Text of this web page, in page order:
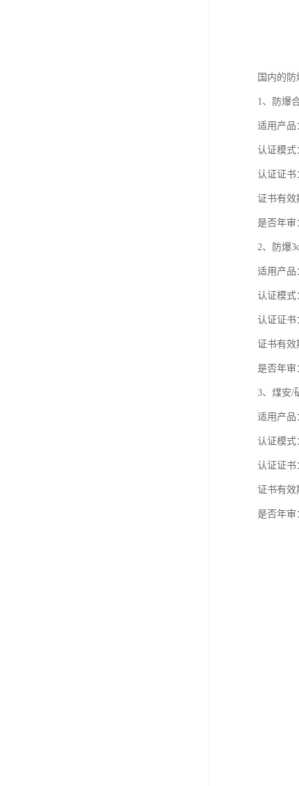
国内的
1、防爆
适用产品
认证模式
认证证书
证书有效
是否年审
2、防爆
适用产品
认证模式
认证证书
证书有效
是否年审
3、煤安/
适用产品
认证模式
认证证书
证书有效
是否年审